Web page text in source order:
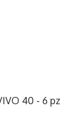
40 - 6 pz